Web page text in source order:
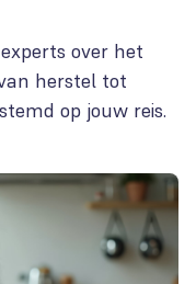
over het
herstel tot
op jouw reis.